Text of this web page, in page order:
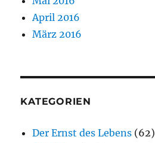
April 2016
März 2016
KATEGORIEN
Der Ernst des Lebens (62)